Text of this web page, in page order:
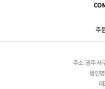
주
주소 : 광주 서
법인
대